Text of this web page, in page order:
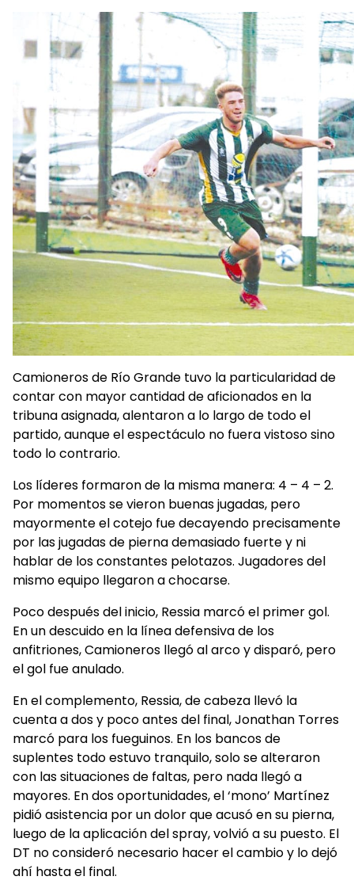
Camioneros de Río Grande tuvo la particularidad de
contar con mayor cantidad de aficionados en la
tribuna asignada, alentaron a lo largo de todo el
partido, aunque el espectáculo no fuera vistoso sino
todo lo contrario.
Los líderes formaron de la misma manera: 4 – 4 – 2.
Por momentos se vieron buenas jugadas, pero
mayormente el cotejo fue decayendo precisamente
por las jugadas de pierna demasiado fuerte y ni
hablar de los constantes pelotazos. Jugadores del
mismo equipo llegaron a chocarse.
Poco después del inicio, Ressia marcó el primer gol.
En un descuido en la línea defensiva de los
anfitriones, Camioneros llegó al arco y disparó, pero
el gol fue anulado.
En el complemento, Ressia, de cabeza llevó la
cuenta a dos y poco antes del final, Jonathan Torres
marcó para los fueguinos. En los bancos de
suplentes todo estuvo tranquilo, solo se alteraron
con las situaciones de faltas, pero nada llegó a
mayores. En dos oportunidades, el ‘mono’ Martínez
pidió asistencia por un dolor que acusó en su pierna,
luego de la aplicación del spray, volvió a su puesto. El
DT no consideró necesario hacer el cambio y lo dejó
ahí hasta el final.